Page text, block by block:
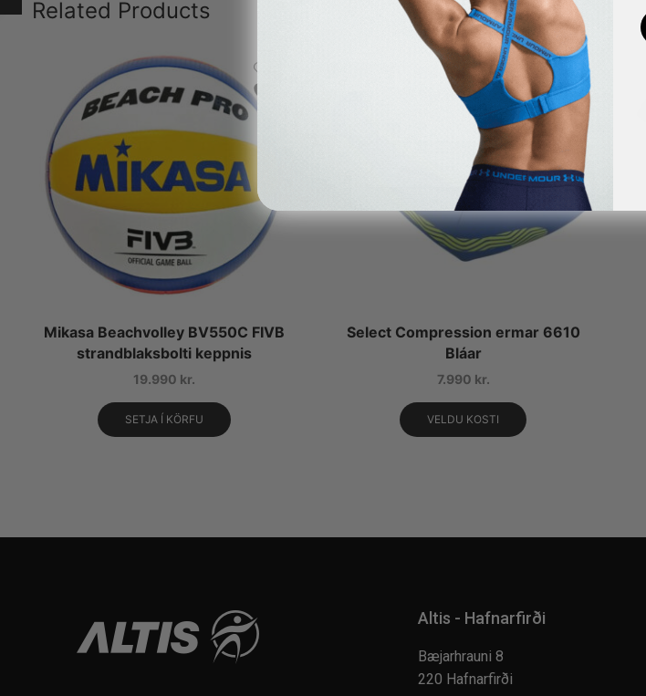
Related Products
Mikasa Beachvolley BV550C FIVB
strandblaksbolti keppnis
19.990 kr.
SETJA Í KÖRFU
Select Compression ermar 6610
Bláar
7.990 kr.
VELDU KOSTI
Altis - Hafnarfirði
Bæjarhrauni 8
220 Hafnarfirði